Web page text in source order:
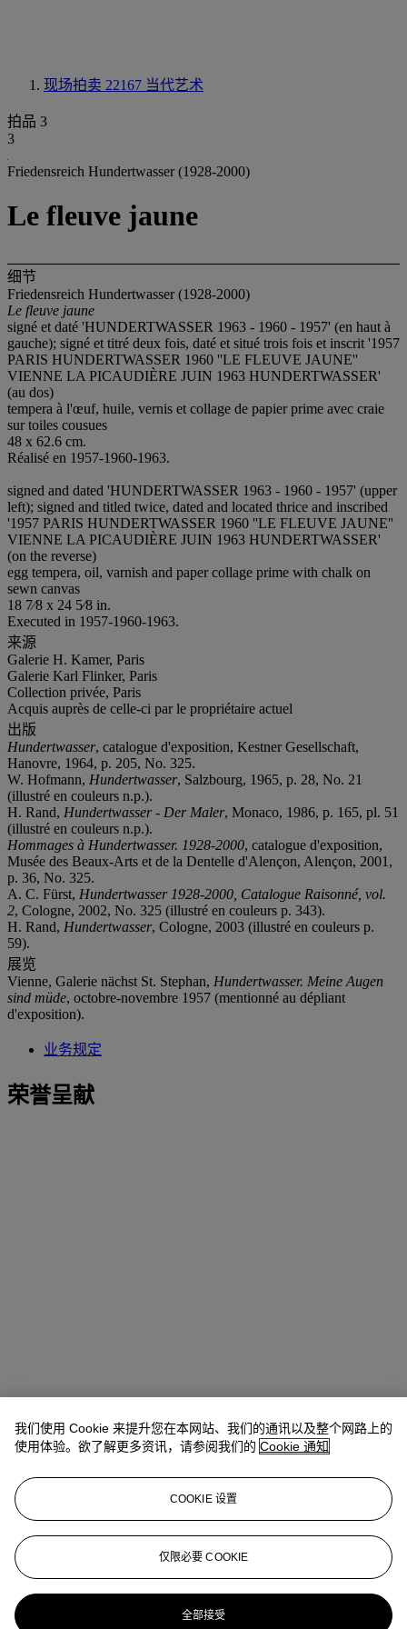
现场拍卖 22167 当代艺术
拍品 3
3
Friedensreich Hundertwasser (1928-2000)
Le fleuve jaune
细节
Friedensreich Hundertwasser (1928-2000)
Le fleuve jaune
signé et daté 'HUNDERTWASSER 1963 - 1960 - 1957' (en haut à
gauche); signé et titré deux fois, daté et situé trois fois et inscrit '1957
PARIS HUNDERTWASSER 1960 ''LE FLEUVE JAUNE''
VIENNE LA PICAUDIÈRE JUIN 1963 HUNDERTWASSER'
(au dos)
tempera à l'œuf, huile, vernis et collage de papier prime avec craie
sur toiles cousues
48 x 62.6 cm.
Réalisé en 1957-1960-1963.
signed and dated 'HUNDERTWASSER 1963 - 1960 - 1957' (upper
left); signed and titled twice, dated and located thrice and inscribed
'1957 PARIS HUNDERTWASSER 1960 ''LE FLEUVE JAUNE''
VIENNE LA PICAUDIÈRE JUIN 1963 HUNDERTWASSER'
(on the reverse)
egg tempera, oil, varnish and paper collage prime with chalk on
sewn canvas
18 7⁄8 x 24 5⁄8 in.
Executed in 1957-1960-1963.
来源
Galerie H. Kamer, Paris
Galerie Karl Flinker, Paris
Collection privée, Paris
Acquis auprès de celle-ci par le propriétaire actuel
出版
Hundertwasser, catalogue d'exposition, Kestner Gesellschaft,
Hanovre, 1964, p. 205, No. 325.
W. Hofmann, Hundertwasser, Salzbourg, 1965, p. 28, No. 21
(illustré en couleurs n.p.).
H. Rand, Hundertwasser - Der Maler, Monaco, 1986, p. 165, pl. 51
(illustré en couleurs n.p.).
Hommages à Hundertwasser. 1928-2000, catalogue d'exposition,
Musée des Beaux-Arts et de la Dentelle d'Alençon, Alençon, 2001,
p. 36, No. 325.
A. C. Fürst, Hundertwasser 1928-2000, Catalogue Raisonné, vol.
2, Cologne, 2002, No. 325 (illustré en couleurs p. 343).
H. Rand, Hundertwasser, Cologne, 2003 (illustré en couleurs p.
59).
展览
Vienne, Galerie nächst St. Stephan, Hundertwasser. Meine Augen
sind müde, octobre-novembre 1957 (mentionné au dépliant
d'exposition).
业务规定
荣誉呈献
Laëtitia Bauduin de la Brosse
lbauduin@christies.com
+33 (0)1 40 76 85 95
更多来自 当代艺术
我们使用 Cookie 来提升您在本网站、我们的通讯以及整个网路上的
使用体验。欲了解更多资讯，请参阅我们的 Cookie 通知
COOKIE 设置
仅限必要 COOKIE
全部接受